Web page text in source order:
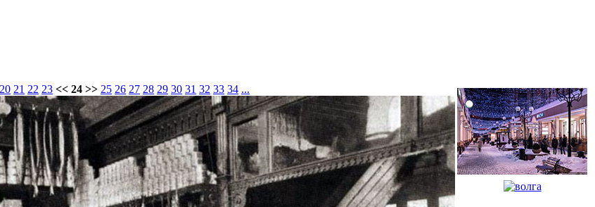
20 21 22 23 << 24 >> 25 26 27 28 29 30 31 32 33 34 ...